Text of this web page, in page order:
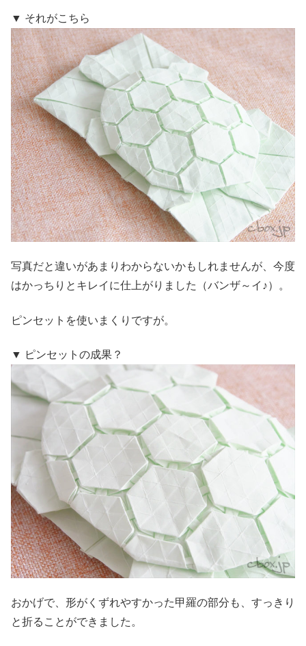
▼ それがこちら
写真だと違いがあまりわからないかもしれませんが、今度
はかっちりとキレイに仕上がりました（バンザ～イ♪）。
ピンセットを使いまくりですが。
▼ ピンセットの成果？
おかげで、形がくずれやすかった甲羅の部分も、すっきり
と折ることができました。